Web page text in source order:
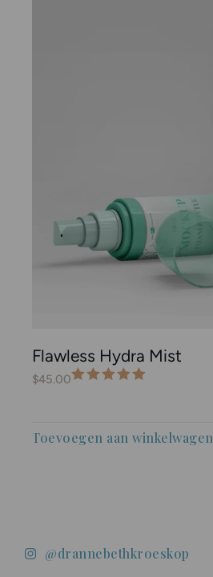
Flawless Hydra Mist
$45.00
Toevoegen aan winkelwagen
@drannebethkroeskop